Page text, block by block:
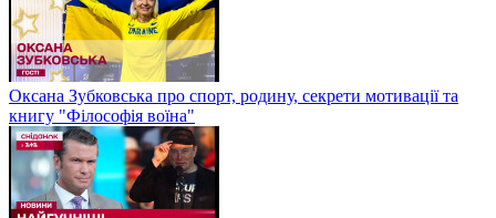
Оксана Зубковська про спорт, родину, секрети мотивації та
книгу "Філософія воїна"